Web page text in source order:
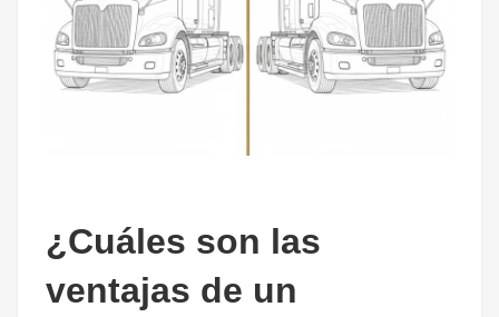
¿Cuáles son las
ventajas de un